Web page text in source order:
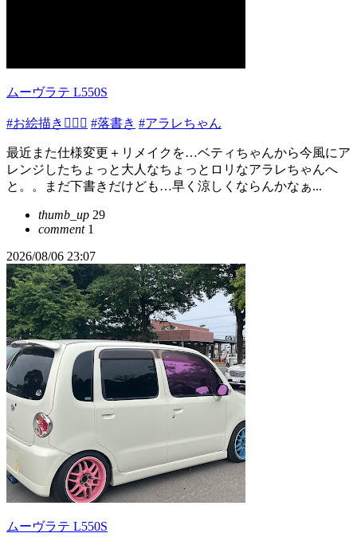
ムーヴラテ L550S
#お絵描き✍🏻🎨 #落書き #アラレちゃん
最近また仕様変更＋リメイクを…ベティちゃんから今風にア
レンジしたちょっと大人なちょっとロリなアラレちゃんへ
と。。まだ下書きだけども…早く涼しくならんかなぁ...
thumb_up 29
comment1
2026/08/06 23:07
ムーヴラテ L550S